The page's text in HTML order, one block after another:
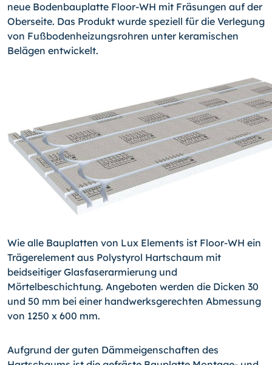
neue Bodenbauplatte Floor-WH mit Fräsungen auf der
Oberseite. Das Produkt wurde speziell für die Verlegung
von Fußbodenheizungsrohren unter keramischen
Belägen entwickelt.
Wie alle Bauplatten von Lux Elements ist Floor-WH ein
Trägerelement aus Polystyrol Hartschaum mit
beidseitiger Glasfaserarmierung und
Mörtelbeschichtung. Angeboten werden die Dicken 30
und 50 mm bei einer handwerksgerechten Abmessung
von 1250 x 600 mm.
Aufgrund der guten Dämmeigenschaften des